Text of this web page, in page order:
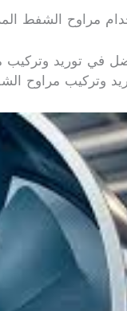
مراوح الشفط
في توريد
وتركيب مراوح